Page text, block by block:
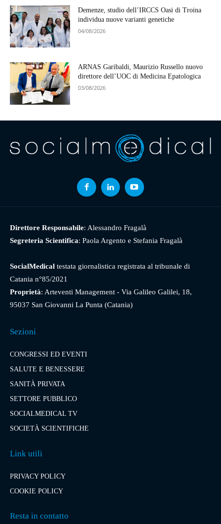
Demenze, studio dell’IRCCS Oasi di Troina
individua nuove varianti genetiche
04/08/2026
ARNAS Garibaldi, Maurizio Russello nuovo
direttore dell’UOC di Medicina Epatologica
03/08/2026
Direttore Responsabile: Alessandro Fragalà
Segreteria Scientifica: Paola Argento e Stefania Fragalà
SocialMedical testata giornalistica registrata al tribunale di
Catania n°85/2021
Proprietà: Arteventi Management - Via Galileo Galilei, 18,
95037 San Giovanni La Punta (Catania)
Sezioni
CONGRESSI ED EVENTI
SALUTE E BENESSERE
SANITÀ PRIVATA
SETTORE PUBBLICO
SOCIALMEDICAL TV
SOCIETÀ SCIENTIFICHE
Link utili
PRIVACY POLICY
COOKIE POLICY
Resta in contatto